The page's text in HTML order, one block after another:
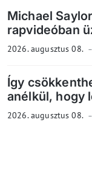
Michael
rapvideóban
2026. augusztus 08.
Így
anélkül, hogy
2026. augusztus 08.